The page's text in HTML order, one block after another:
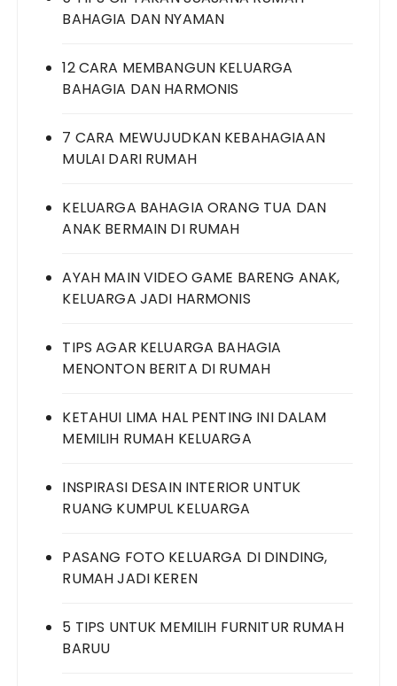
BAHAGIA DAN NYAMAN
12 CARA MEMBANGUN KELUARGA
BAHAGIA DAN HARMONIS
7 CARA MEWUJUDKAN KEBAHAGIAAN
MULAI DARI RUMAH
KELUARGA BAHAGIA ORANG TUA DAN
ANAK BERMAIN DI RUMAH
AYAH MAIN VIDEO GAME BARENG ANAK,
KELUARGA JADI HARMONIS
TIPS AGAR KELUARGA BAHAGIA
MENONTON BERITA DI RUMAH
KETAHUI LIMA HAL PENTING INI DALAM
MEMILIH RUMAH KELUARGA
INSPIRASI DESAIN INTERIOR UNTUK
RUANG KUMPUL KELUARGA
PASANG FOTO KELUARGA DI DINDING,
RUMAH JADI KEREN
5 TIPS UNTUK MEMILIH FURNITUR RUMAH
BARUU